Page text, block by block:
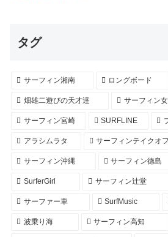
タグ
サーフィン湘南 ロングボード
畑雄二遊びの天才達 サーフィン
サーフィン宮崎 SURFLINE
アラシムラタ サーフィンテイクオフ
サーフィン沖縄 サーフィン徳島
SurferGirl サーフィン辻堂
サーファー車 SurfMusic
波乗り海 サーフィン高知